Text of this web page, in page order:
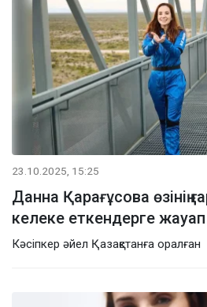
23.10.2025, 15:25
Данна Қарағұсова өзінің
келеке еткендерге жауап
Кәсіпкер әйел Қазақстанға оралған